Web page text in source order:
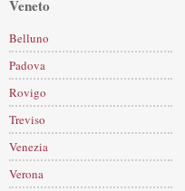
Veneto
Belluno
Padova
Rovigo
Treviso
Venezia
Verona